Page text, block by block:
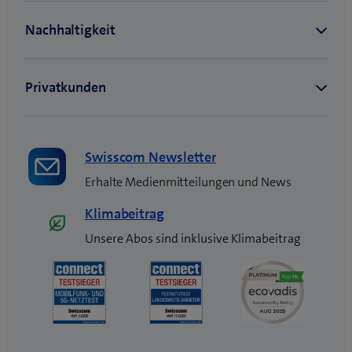
Swisscom Newsletter
Erhalte Medienmitteilungen und News
Klimabeitrag
Unsere Abos sind inklusive Klimabeitrag